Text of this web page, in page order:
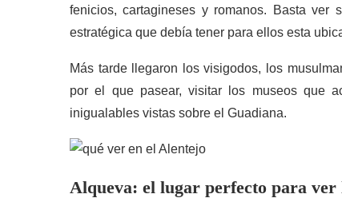
fenicios, cartagineses y romanos. Basta
estratégica que debía tener para ellos esta
Más tarde llegaron los visigodos, los
por el que pasear, visitar los museos que
inigualables vistas sobre el Guadiana.
Alqueva: el lugar perfecto para ver